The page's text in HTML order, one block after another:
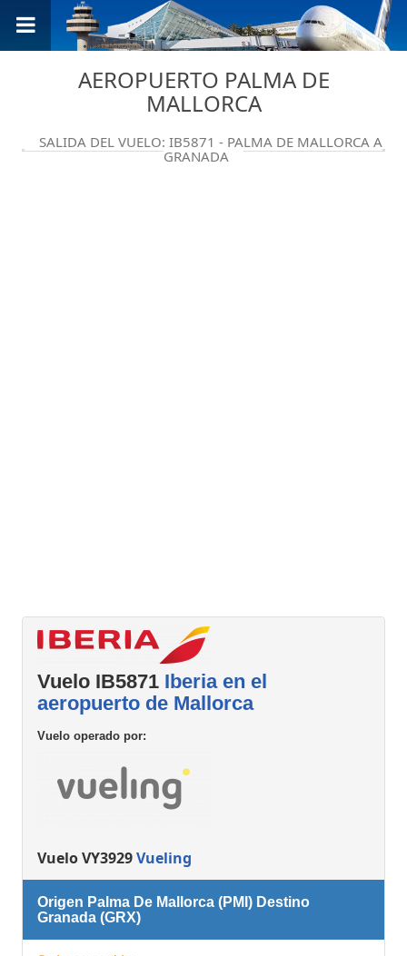
AEROPUERTO PALMA DE
MALLORCA
SALIDA DEL VUELO: IB5871 - PALMA DE MALLORCA A
GRANADA
Vuelo IB5871 Iberia en el
aeropuerto de Mallorca
Vuelo operado por:
Vuelo VY3929Vueling
Origen Palma De Mallorca (PMI) Destino
Granada (GRX)